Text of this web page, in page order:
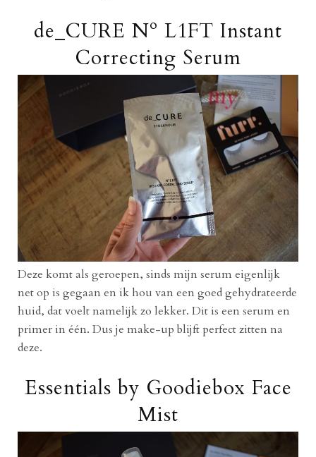
de_CURE Nº L1FT Instant
Correcting Serum
Deze komt als geroepen, sinds mijn serum eigenlijk
net op is gegaan en ik hou van een goed gehydrateerde
huid, dat voelt namelijk zo lekker. Dit is een serum en
primer in één. Dus je make-up blijft perfect zitten na
deze.
Essentials by Goodiebox Face
Mist